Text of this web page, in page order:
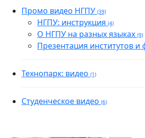
Промо видео НГПУ (39)
НГПУ: инструкция (4)
О НГПУ на разных языках (9)
Презентация институтов и
Технопарк: видео (1)
Студенческое видео (6)